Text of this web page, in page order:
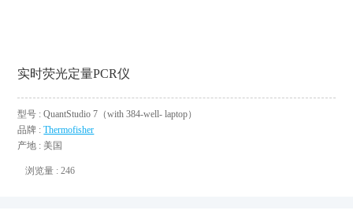
实时荧光定量PCR仪
型号 : QuantStudio 7（with 384-well- laptop）
品牌 :Thermofisher
产地 : 美国
浏览量 : 246